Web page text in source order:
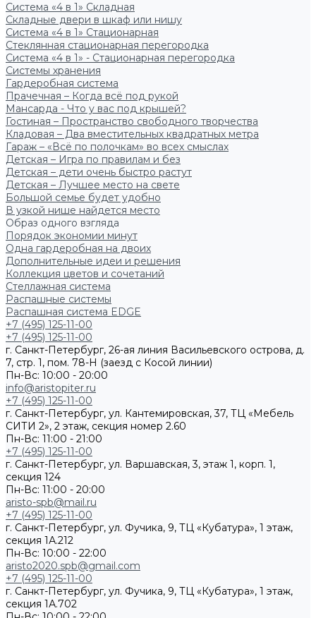
Система «4 в 1» Складная
Складные двери в шкаф или нишу
Система «4 в 1» Стационарная
Стеклянная стационарная перегородка
Система «4 в 1» - Стационарная перегородка
Системы хранения
Гардеробная система
Прачечная – Когда всё под рукой
Мансарда - Что у вас под крышей?
Гостиная – Пространство свободного творчества
Кладовая – Два вместительных квадратных метра
Гараж – «Всё по полочкам» во всех смыслах
Детская – Игра по правилам и без
Детская – дети очень быстро растут
Детская – Лучшее место на свете
Большой семье будет удобно
В узкой нише найдется место
Образ одного взгляда
Порядок экономии минут
Одна гардеробная на двоих
Дополнительные идеи и решения
Коллекция цветов и сочетаний
Стеллажная система
Распашные системы
Распашная система EDGE
+7 (495) 125-11-00
+7 (495) 125-11-00
г. Санкт-Петербург, 26-ая линия Васильевского острова, д.
7, стр. 1, пом. 78-Н (заезд с Косой линии)
Пн-Вс: 10:00 - 20:00
info@aristopiter.ru
+7 (495) 125-11-00
г. Санкт-Петербург, ул. Кантемировская, 37, ТЦ «Мебель
СИТИ 2», 2 этаж, секция номер 2.60
Пн-Вс: 11:00 - 21:00
+7 (495) 125-11-00
г. Санкт-Петербург, ул. Варшавская, 3, этаж 1, корп. 1,
секция 124
Пн-Вс: 11:00 - 20:00
aristo-spb@mail.ru
+7 (495) 125-11-00
г. Санкт-Петербург, ул. Фучика, 9, ТЦ «Кубатура», 1 этаж,
секция 1А.212
Пн-Вс: 10:00 - 22:00
aristo2020.spb@gmail.com
+7 (495) 125-11-00
г. Санкт-Петербург, ул. Фучика, 9, ТЦ «Кубатура», 1 этаж,
секция 1А.702